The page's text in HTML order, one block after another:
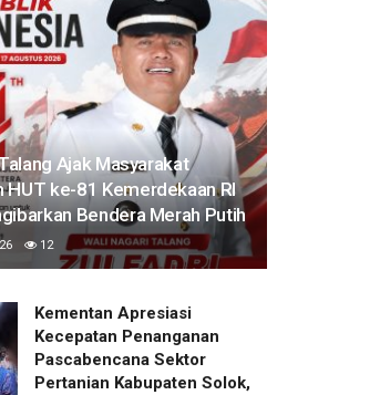
Ajak Masyarakat
HUT ke-81 Kemerdekaan RI
Bendera Merah Putih
12
Kementan Apresiasi
Kecepatan Penanganan
Pascabencana Sektor
Pertanian Kabupaten Solok,